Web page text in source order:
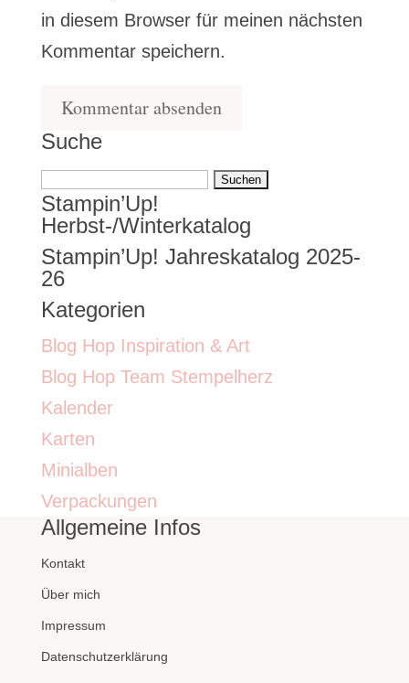
in diesem Browser für meinen nächsten
Kommentar speichern.
Suche
Suchen
nach:
Stampin’Up!
Herbst-/Winterkatalog
Stampin’Up! Jahreskatalog 2025-
26
Kategorien
Blog Hop Inspiration & Art
Blog Hop Team Stempelherz
Kalender
Karten
Minialben
Verpackungen
Allgemeine Infos
Kontakt
Über mich
Impressum
Datenschutzerklärung